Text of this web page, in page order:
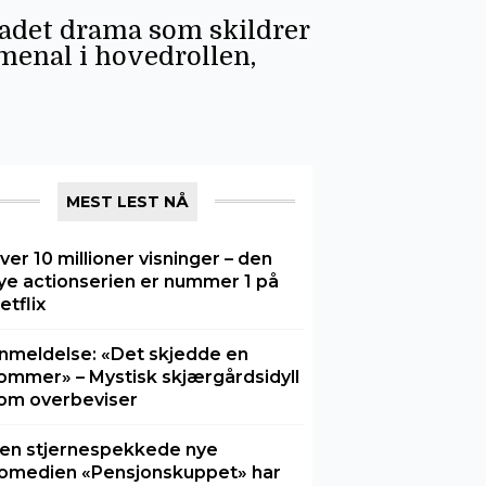
drama som skildrer
i hovedrollen,
MEST LEST NÅ
10 millioner visninger – den
actionserien er nummer 1 på
«Det skjedde en
– Mystisk skjærgårdsidyll
overbeviser
stjernespekkede nye
«Pensjonskuppet» har